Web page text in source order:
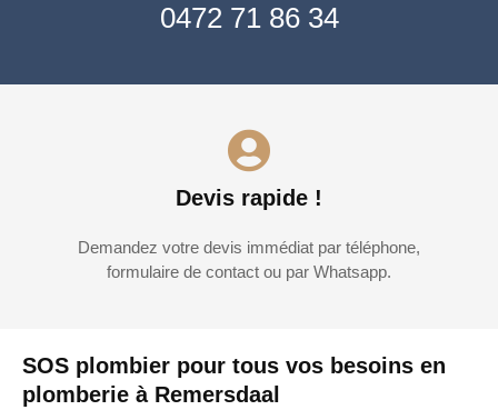
SOS plombier pour tous vos besoins en
plomberie à Remersdaal
0472 71 86 34
Devis rapide !
Demandez votre devis immédiat par téléphone,
formulaire de contact ou par Whatsapp.